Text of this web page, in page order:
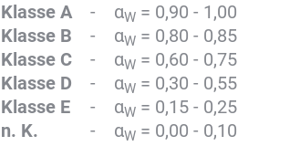
Klasse A
- αW = 0,90 - 1,00
Klasse B
- αW = 0,80 - 0,85
Klasse C
- αW = 0,60 - 0,75
Klasse D
- αW = 0,30 - 0,55
Klasse E
- αW = 0,15 - 0,25
n. K.
- αW = 0,00 - 0,10